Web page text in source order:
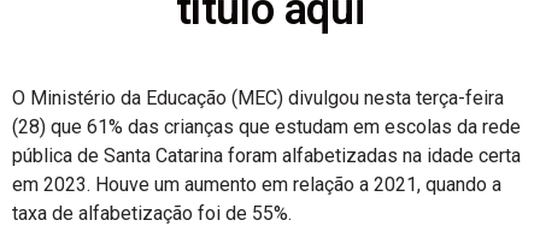
O Ministério da Educação (MEC) divulgou nesta terça-feira
(28) que 61% das crianças que estudam em escolas da rede
pública de Santa Catarina foram alfabetizadas na idade certa
em 2023. Houve um aumento em relação a 2021, quando a
taxa de alfabetização foi de 55%.